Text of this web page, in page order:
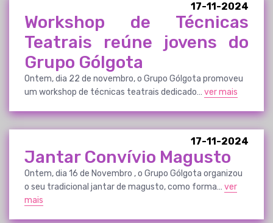
17-11-2024
Workshop de Técnicas
Teatrais reúne jovens do
Grupo Gólgota
Ontem, dia 22 de novembro, o Grupo Gólgota promoveu
um workshop de técnicas teatrais dedicado… ver mais
17-11-2024
Jantar Convívio Magusto
Ontem, dia 16 de Novembro , o Grupo Gólgota organizou
o seu tradicional jantar de magusto, como forma… ver
mais